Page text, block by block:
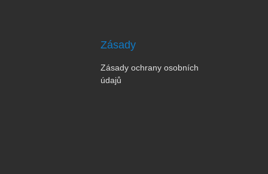
Zásady
Zásady ochrany osobních
údajů